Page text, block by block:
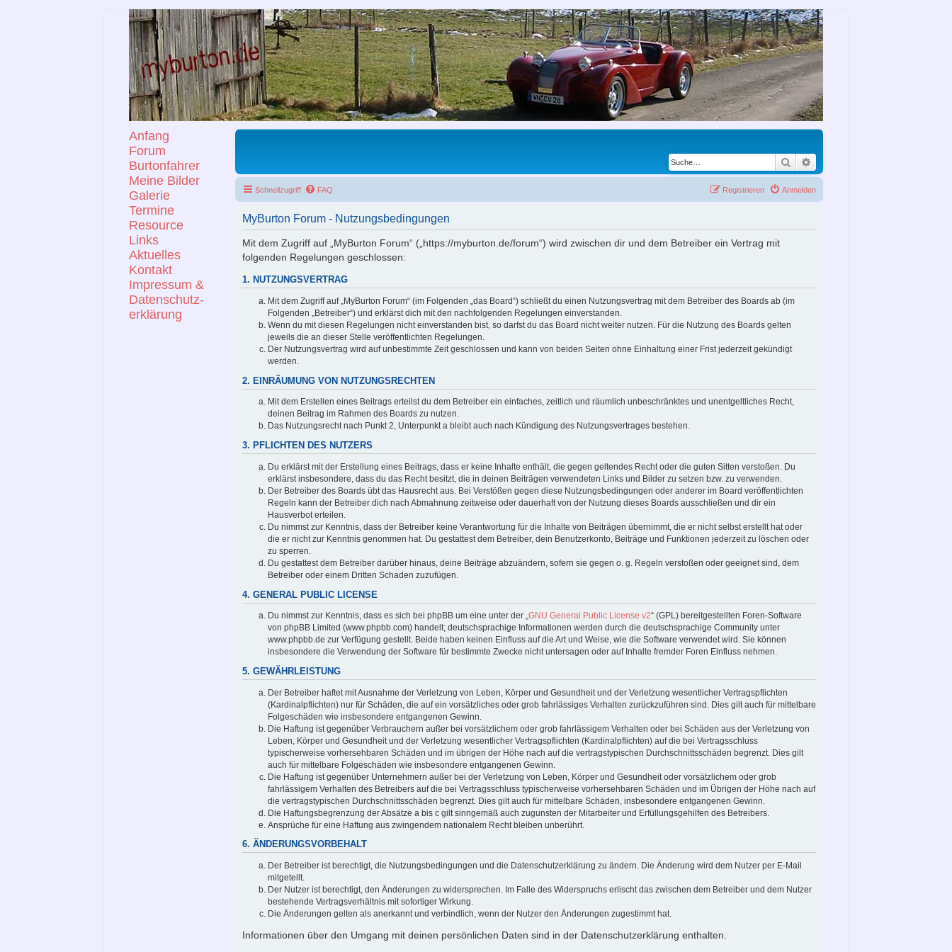
Anfang
Forum
Burtonfahrer
Meine Bilder
Galerie
Termine
Resource
Links
Aktuelles
Kontakt
Impressum &
Datenschutz-
erklärung
Suche
Schnellzugriff FAQ Anmelden
Registrieren
MyBurton Forum - Nutzungsbedingungen
Mit dem Zugriff auf „MyBurton Forum“ („https://myburton.de/forum“) wird zwischen dir und dem Betreiber ein Vertrag mit
folgenden Regelungen geschlossen:
1. NUTZUNGSVERTRAG
Mit dem Zugriff auf „MyBurton Forum“ (im Folgenden „das Board“) schließt du einen Nutzungsvertrag mit dem Betreiber des Boards ab (im
Folgenden „Betreiber“) und erklärst dich mit den nachfolgenden Regelungen einverstanden.
Wenn du mit diesen Regelungen nicht einverstanden bist, so darfst du das Board nicht weiter nutzen. Für die Nutzung des Boards gelten
jeweils die an dieser Stelle veröffentlichten Regelungen.
Der Nutzungsvertrag wird auf unbestimmte Zeit geschlossen und kann von beiden Seiten ohne Einhaltung einer Frist jederzeit gekündigt
werden.
2. EINRÄUMUNG VON NUTZUNGSRECHTEN
Mit dem Erstellen eines Beitrags erteilst du dem Betreiber ein einfaches, zeitlich und räumlich unbeschränktes und unentgeltliches Recht,
deinen Beitrag im Rahmen des Boards zu nutzen.
Das Nutzungsrecht nach Punkt 2, Unterpunkt a bleibt auch nach Kündigung des Nutzungsvertrages bestehen.
3. PFLICHTEN DES NUTZERS
Du erklärst mit der Erstellung eines Beitrags, dass er keine Inhalte enthält, die gegen geltendes Recht oder die guten Sitten verstoßen. Du
erklärst insbesondere, dass du das Recht besitzt, die in deinen Beiträgen verwendeten Links und Bilder zu setzen bzw. zu verwenden.
Der Betreiber des Boards übt das Hausrecht aus. Bei Verstößen gegen diese Nutzungsbedingungen oder anderer im Board veröffentlichten
Regeln kann der Betreiber dich nach Abmahnung zeitweise oder dauerhaft von der Nutzung dieses Boards ausschließen und dir ein
Hausverbot erteilen.
Du nimmst zur Kenntnis, dass der Betreiber keine Verantwortung für die Inhalte von Beiträgen übernimmt, die er nicht selbst erstellt hat oder
die er nicht zur Kenntnis genommen hat. Du gestattest dem Betreiber, dein Benutzerkonto, Beiträge und Funktionen jederzeit zu löschen oder
zu sperren.
Du gestattest dem Betreiber darüber hinaus, deine Beiträge abzuändern, sofern sie gegen o. g. Regeln verstoßen oder geeignet sind, dem
Betreiber oder einem Dritten Schaden zuzufügen.
4. GENERAL PUBLIC LICENSE
Du nimmst zur Kenntnis, dass es sich bei phpBB um eine unter der „GNU General Public License v2“ (GPL) bereitgestellten Foren-Software
von phpBB Limited (www.phpbb.com) handelt; deutschsprachige Informationen werden durch die deutschsprachige Community unter
www.phpbb.de zur Verfügung gestellt. Beide haben keinen Einfluss auf die Art und Weise, wie die Software verwendet wird. Sie können
insbesondere die Verwendung der Software für bestimmte Zwecke nicht untersagen oder auf Inhalte fremder Foren Einfluss nehmen.
5. GEWÄHRLEISTUNG
Der Betreiber haftet mit Ausnahme der Verletzung von Leben, Körper und Gesundheit und der Verletzung wesentlicher Vertragspflichten
(Kardinalpflichten) nur für Schäden, die auf ein vorsätzliches oder grob fahrlässiges Verhalten zurückzuführen sind. Dies gilt auch für mittelbare
Folgeschäden wie insbesondere entgangenen Gewinn.
Die Haftung ist gegenüber Verbrauchern außer bei vorsätzlichem oder grob fahrlässigem Verhalten oder bei Schäden aus der Verletzung von
Leben, Körper und Gesundheit und der Verletzung wesentlicher Vertragspflichten (Kardinalpflichten) auf die bei Vertragsschluss
typischerweise vorhersehbaren Schäden und im übrigen der Höhe nach auf die vertragstypischen Durchschnittsschäden begrenzt. Dies gilt
auch für mittelbare Folgeschäden wie insbesondere entgangenen Gewinn.
Die Haftung ist gegenüber Unternehmern außer bei der Verletzung von Leben, Körper und Gesundheit oder vorsätzlichem oder grob
fahrlässigem Verhalten des Betreibers auf die bei Vertragsschluss typischerweise vorhersehbaren Schäden und im Übrigen der Höhe nach auf
die vertragstypischen Durchschnittsschäden begrenzt. Dies gilt auch für mittelbare Schäden, insbesondere entgangenen Gewinn.
Die Haftungsbegrenzung der Absätze a bis c gilt sinngemäß auch zugunsten der Mitarbeiter und Erfüllungsgehilfen des Betreibers.
Ansprüche für eine Haftung aus zwingendem nationalem Recht bleiben unberührt.
6. ÄNDERUNGSVORBEHALT
Der Betreiber ist berechtigt, die Nutzungsbedingungen und die Datenschutzerklärung zu ändern. Die Änderung wird dem Nutzer per E-Mail
mitgeteilt.
Der Nutzer ist berechtigt, den Änderungen zu widersprechen. Im Falle des Widerspruchs erlischt das zwischen dem Betreiber und dem Nutzer
bestehende Vertragsverhältnis mit sofortiger Wirkung.
Die Änderungen gelten als anerkannt und verbindlich, wenn der Nutzer den Änderungen zugestimmt hat.
Informationen über den Umgang mit deinen persönlichen Daten sind in der Datenschutzerklärung enthalten.